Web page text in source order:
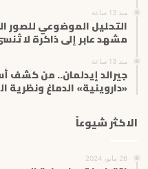
منذ 13 ساعة
التحليل الموضوعي للصور
مشهد عابر إلى ذاكرة لا
منذ 13 ساعة
جيرالد إيدلمان.. من كشف
«داروينية» الدماغ ونظرية
الاكثر شيوعاً
26 مايو، 2024